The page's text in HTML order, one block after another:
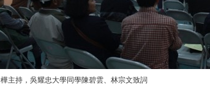
主持，吳耀忠大學同學陳碧雲、林宗文致詞